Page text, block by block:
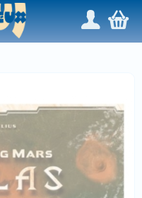
/,